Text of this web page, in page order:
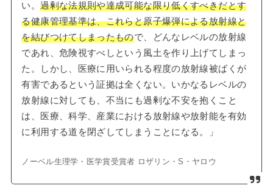
い。過剰な法規則や達成可能な限り低くすべきだとす
る健康管理基準は、これらと原子爆弾による放射線と
を結びつけてしまったもので、どんなレベルの放射線
であれ、危険視すべしという風土を作り上げてしまっ
た。しかし、医療に用いられる程度の放射線被ばくが
有害であるという証拠は全くない。いかなるレベルの
放射線に対しても、不当にも過剰な不安を抱くこと
は、医療、科学、産業における放射線や放射能を有効
に利用する道を閉ざしてしまうことになる。」
ノーベル生理学・医学賞受賞者 ロザリン・S・ヤロウ